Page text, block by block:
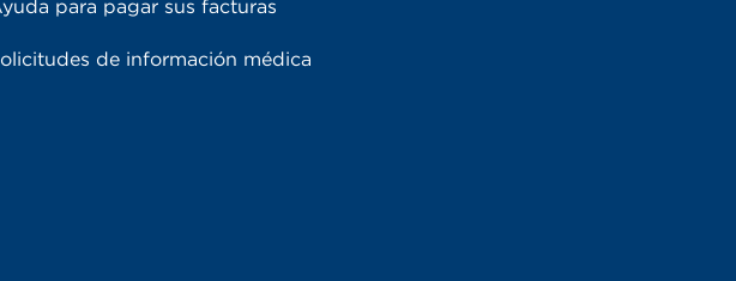
para pagar sus facturas
de información médica